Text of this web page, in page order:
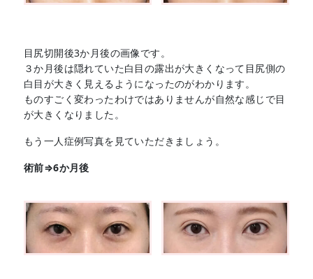
目尻切開後3か月後の画像です。
３か月後は隠れていた白目の露出が大きくなって目尻側の
白目が大きく見えるようになったのがわかります。
ものすごく変わったわけではありませんが自然な感じで目
が大きくなりました。
もう一人症例写真を見ていただきましょう。
術前⇒6か月後